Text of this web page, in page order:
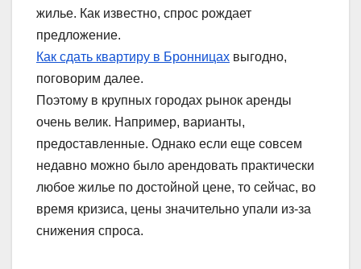
жилье. Как известно, спрос рождает
предложение.
Как сдать квартиру в Бронницах выгодно,
поговорим далее.
Поэтому в крупных городах рынок аренды
очень велик. Например, варианты,
предоставленные. Однако если еще совсем
недавно можно было арендовать практически
любое жилье по достойной цене, то сейчас, во
время кризиса, цены значительно упали из-за
снижения спроса.